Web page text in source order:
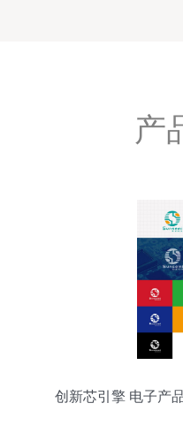
产
创新芯引擎 电子产